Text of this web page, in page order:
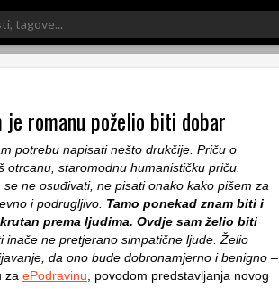
je romanu poželio biti dobar
potrebu napisati nešto drukčije. Priču o
otrcanu, staromodnu humanističku priču.
se ne osuđivati, ne pisati onako kako pišem za
i podrugljivo. Tamo ponekad znam biti i
prema ljudima. Ovdje sam želio biti
inače ne pretjerano simpatične ljude. Želio
da ono bude dobronamjerno i benigno –
za ePodravinu , povodom predstavljanja novog